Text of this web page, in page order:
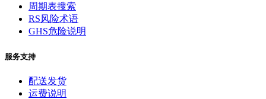
周期表搜索
RS风险术语
GHS危险说明
服务支持
配送发货
运费说明